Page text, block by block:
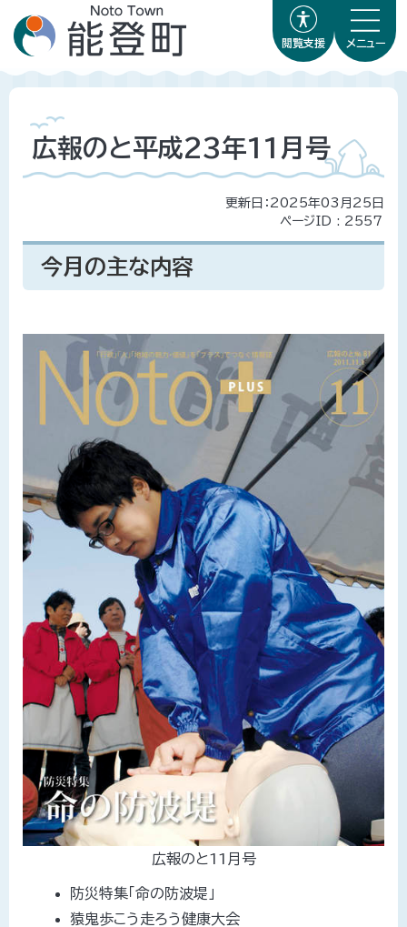
閲覧支援 メニュー
広報のと平成23年11月号
更新日：2025年03月25日
ページID : 2557
今月の主な内容
広報のと11月号
防災特集「命の防波堤」
猿鬼歩こう走ろう健康大会